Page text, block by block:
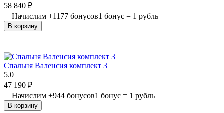
58 840 ₽
Начислим +1177 бонусов1 бонус = 1 рубль
В корзину
Спальня Валенсия комплект 3
5.0
47 190 ₽
Начислим +944 бонусов1 бонус = 1 рубль
В корзину